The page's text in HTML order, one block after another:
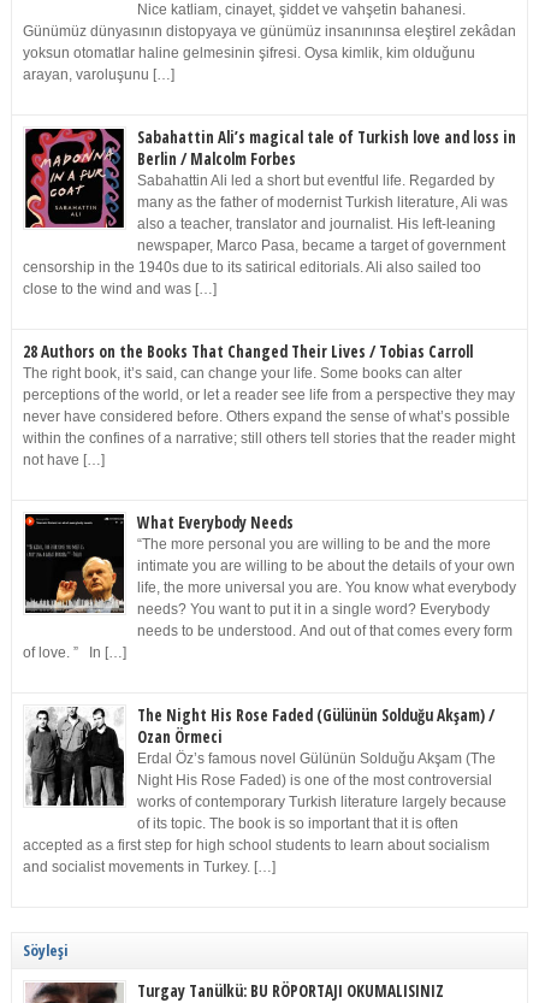
Nice katliam, cinayet, şiddet ve vahşetin bahanesi.
Günümüz dünyasının distopyaya ve günümüz insanınınsa eleştirel zekâdan
yoksun otomatlar haline gelmesinin şifresi. Oysa kimlik, kim olduğunu
arayan, varoluşunu […]
Sabahattin Ali’s magical tale of Turkish love and loss in
Berlin / Malcolm Forbes
Sabahattin Ali led a short but eventful life. Regarded by
many as the father of modernist Turkish literature, Ali was
also a teacher, translator and journalist. His left-leaning
newspaper, Marco Pasa, became a target of government
censorship in the 1940s due to its satirical editorials. Ali also sailed too
close to the wind and was […]
28 Authors on the Books That Changed Their Lives / Tobias Carroll
The right book, it’s said, can change your life. Some books can alter
perceptions of the world, or let a reader see life from a perspective they may
never have considered before. Others expand the sense of what’s possible
within the confines of a narrative; still others tell stories that the reader might
not have […]
What Everybody Needs
“The more personal you are willing to be and the more
intimate you are willing to be about the details of your own
life, the more universal you are. You know what everybody
needs? You want to put it in a single word? Everybody
needs to be understood. And out of that comes every form
of love. ” In […]
The Night His Rose Faded (Gülünün Solduğu Akşam) /
Ozan Örmeci
Erdal Öz’s famous novel Gülünün Solduğu Akşam (The
Night His Rose Faded) is one of the most controversial
works of contemporary Turkish literature largely because
of its topic. The book is so important that it is often
accepted as a first step for high school students to learn about socialism
and socialist movements in Turkey. […]
Söyleşi
Turgay Tanülkü: BU RÖPORTAJI OKUMALISINIZ